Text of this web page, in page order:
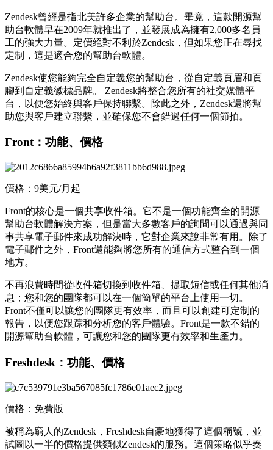
Zendesk曾經是指北美許多企業的幫助台。畢竟，這款開源幫
助台軟體早在2009年就推出了，並發展成為擁有2,000多名員
工的強大力量。定價絕對不利於Zendesk，但如果您正在尋找
定制，這是適合您的幫助台軟體。
Zendesk使您能夠完全自定義您的幫助台，從自定義頁眉和頁
腳到自定義徽標品牌。 Zendesk將整合您所有的社交媒體平
台，以便您始終與客戶保持聯繫。除此之外，Zendesk還將幫
助您與客戶建立聯繫，並確保您不會錯過任何一個節拍。
Front：功能、價格
價格：9美元/月起
Front的核心是一個共享收件箱。它不是一個功能齊全的開源
幫助台軟體解決方案，但是當大多數客戶的詢問可以通過與同
事共享電子郵件來成功解決時，它對企業來說非常有用。除了
電子郵件之外，Front還能夠將您所有的通信方式整合到一個
地方。
不再浪費時間從收件箱切換到收件箱、提取短信或任何其他消
息；您和您的團隊都可以在一個簡單的平台上使用一切。
Front不僅可以讓您的團隊更有效率，而且可以創建可定制的
報告，以便您跟踪和分析您的客戶體驗。Front是一款不錯的
開源幫助台軟體，可讓您和您的團隊更有效率和生產力。
Freshdesk：功能、價格
價格：免費版
被稱為窮人的Zendesk，Freshdesk自豪地獲得了這個稱號，並
試圖以一半的價格提供類似Zendesk的服務。這個策略似乎奏